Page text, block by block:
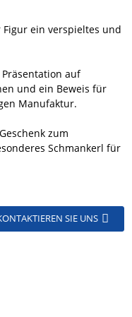
Figur ein verspieltes und
auf
und ein Beweis für
Manufaktur.
zum
Schmankerl für
SIE UNS